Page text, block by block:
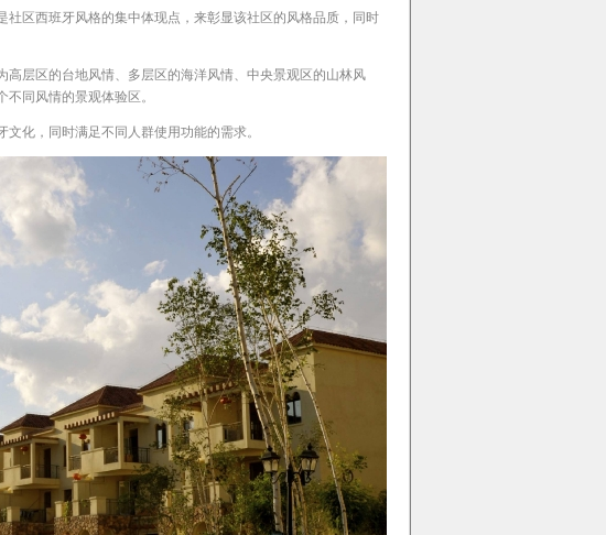
区西班牙风格的集中体现点，来彰显该社区的风格品质，同时
层区的台地风情、多层区的海洋风情、中央景观区的山林风
同风情的景观体验区。
化，同时满足不同人群使用功能的需求。